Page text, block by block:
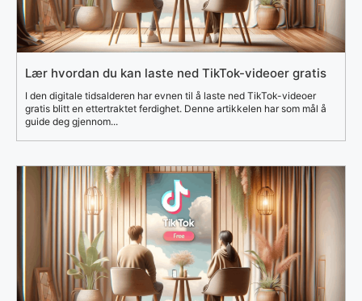
Lær hvordan du kan laste ned TikTok-videoer gratis
I den digitale tidsalderen har evnen til å laste ned TikTok-videoer
gratis blitt en ettertraktet ferdighet. Denne artikkelen har som mål å
guide deg gjennom...